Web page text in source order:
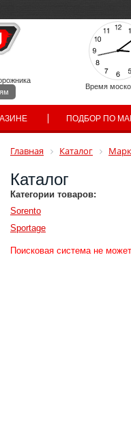
Время
ПОДБОР ПО
Главная Каталог
Каталог
Категории товаров:
Sorento
Sportage
Поисковая система не